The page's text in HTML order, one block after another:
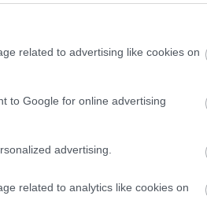
related to advertising like cookies on
to Google for online advertising
advertising.
related to analytics like cookies on
της αξιωματικής
για τη ΔΕΘ. Ο
για τις τηλεοπτικές
και επιτίθεται
τρόπο και το
παρεμβάσεις,
του μεταβαίνουν
βασικό τους